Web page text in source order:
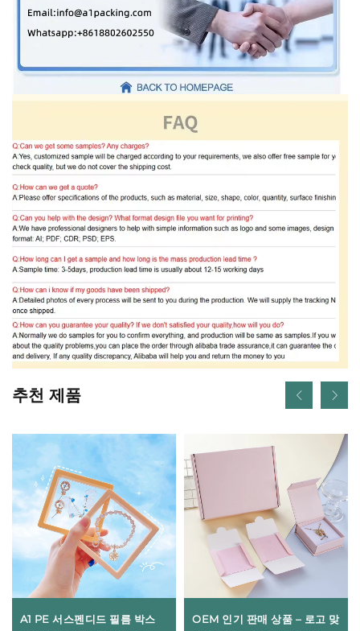
추천 제품
A1 PE 서스펜디드 필름 박스
OEM 인기 판매 상품 – 로고 맞